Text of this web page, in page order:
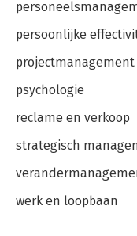
persoonlijke
projectmanagement
psychologie
reclame en verkoop
strategisch
werk en loopbaan